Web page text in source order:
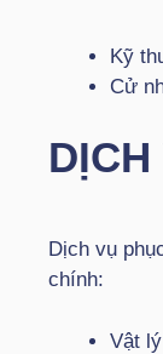
Kỹ
Cử
Dịch vụ
chính:
Vật